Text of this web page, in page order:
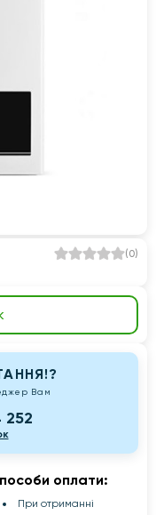
(0)
Вам
252
оплати:
При отриманні